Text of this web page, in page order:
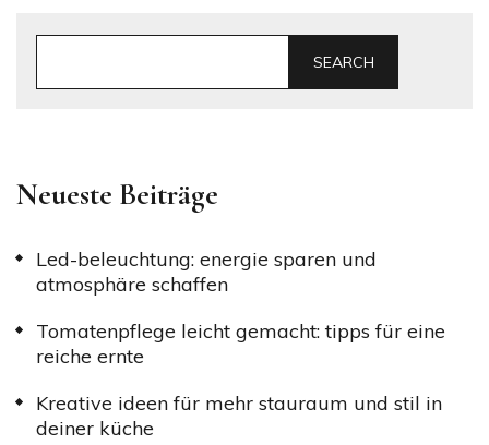
SEARCH
Neueste Beiträge
Led-beleuchtung: energie sparen und
atmosphäre schaffen
Tomatenpflege leicht gemacht: tipps für eine
reiche ernte
Kreative ideen für mehr stauraum und stil in
deiner küche